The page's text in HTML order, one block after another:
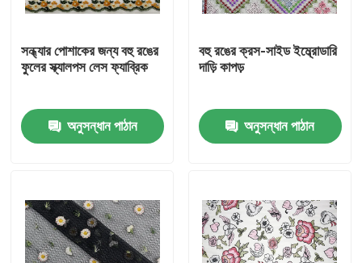
পণ্য
সন্ধ্যার পোশাকের জন্য বহু রঙের
ফুলের স্ক্যালপস লেস ফ্যাব্রিক
অনুসন্ধান পাঠান
বহু রঙের ক্রস-সাইড ইম্ব্রোডারি
দাড়ি কাপড়
অনুসন্ধান পাঠান